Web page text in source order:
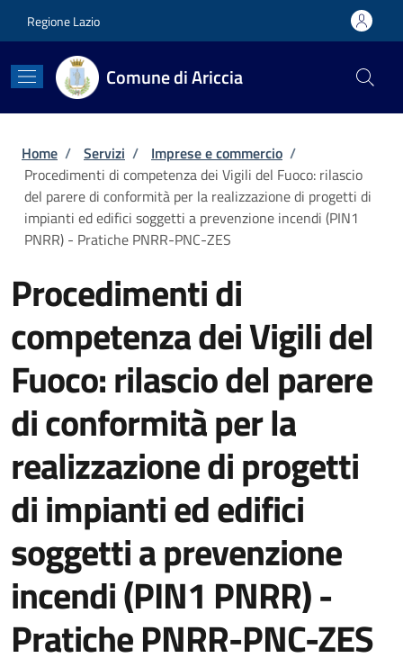
Regione Lazio
Comune di Ariccia
Briciole di pane
Home / Servizi / Imprese e commercio /
Procedimenti di competenza dei Vigili del Fuoco: rilascio
del parere di conformità per la realizzazione di progetti di
impianti ed edifici soggetti a prevenzione incendi (PIN1
PNRR) - Pratiche PNRR-PNC-ZES
Procedimenti di
competenza dei Vigili del
Fuoco: rilascio del parere
di conformità per la
realizzazione di progetti
di impianti ed edifici
soggetti a prevenzione
incendi (PIN1 PNRR) -
Pratiche PNRR-PNC-ZES